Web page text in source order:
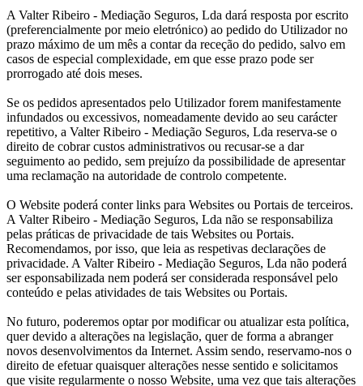
A Valter Ribeiro - Mediação Seguros, Lda dará resposta por escrito
(preferencialmente por meio eletrónico) ao pedido do Utilizador no
prazo máximo de um mês a contar da receção do pedido, salvo em
casos de especial complexidade, em que esse prazo pode ser
prorrogado até dois meses.
Se os pedidos apresentados pelo Utilizador forem manifestamente
infundados ou excessivos, nomeadamente devido ao seu carácter
repetitivo, a Valter Ribeiro - Mediação Seguros, Lda reserva-se o
direito de cobrar custos administrativos ou recusar-se a dar
seguimento ao pedido, sem prejuízo da possibilidade de apresentar
uma reclamação na autoridade de controlo competente.
O Website poderá conter links para Websites ou Portais de terceiros.
A Valter Ribeiro - Mediação Seguros, Lda não se responsabiliza
pelas práticas de privacidade de tais Websites ou Portais.
Recomendamos, por isso, que leia as respetivas declarações de
privacidade. A Valter Ribeiro - Mediação Seguros, Lda não poderá
ser esponsabilizada nem poderá ser considerada responsável pelo
conteúdo e pelas atividades de tais Websites ou Portais.
No futuro, poderemos optar por modificar ou atualizar esta política,
quer devido a alterações na legislação, quer de forma a abranger
novos desenvolvimentos da Internet. Assim sendo, reservamo-nos o
direito de efetuar quaisquer alterações nesse sentido e solicitamos
que visite regularmente o nosso Website, uma vez que tais alterações